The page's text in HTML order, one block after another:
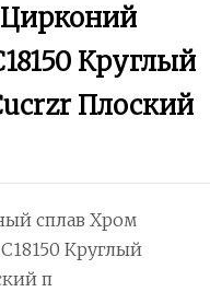
Круглый
Плоский
сплав Хром
Круглый
п